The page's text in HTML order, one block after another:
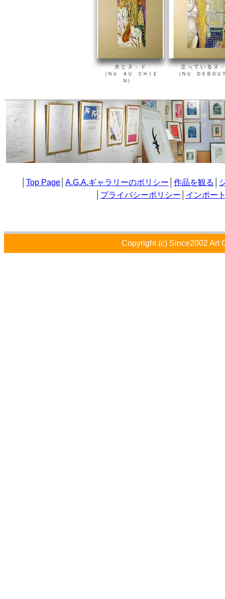
犬 と ヌ － ド
（ＮＵ ＡＵ ＣＨＩＥ
Ｎ）
立 っ て い る ヌ
（ＮＵ ＤＥＢＯ
Top Page A.G.A.ギャラリーのポリシー 作品を観る
プライバシーポリシー インポー
Copyright (c) Since2002 Art